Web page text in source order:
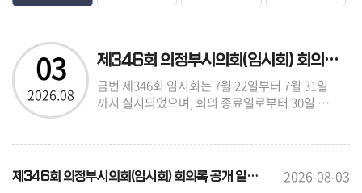
03
2026.08
제346회 의정부시의회(임시회) 회의록 공개 일정 안내
금번 제346회 임시회는 7월 22일부터 7월 31일
까지 실시되었으며, 회의 종료일로부터 30일 이
https://www.youtube.com/channel/
제346회 의정부시의회(임시회) 회의록 공개 일정 안내 2026-08-03